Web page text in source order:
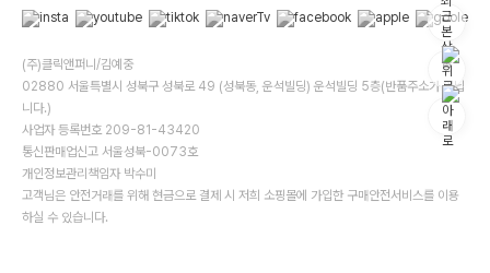
(주)클릭앤퍼니/김예중
02880 서울특별시 성북구 성북로 49 (성북동, 운석빌딩) 운석빌딩 5층(반품주소가 아닙
니다.)
사업자 등록번호 209-81-43420
통신판매업신고 서울성북-0073호
개인정보관리책임자 박수미
고객님은 안전거래를 위해 현금으로 결제 시 저희 소핑몰에 가입한 구매안전서비스를 이용
하실 수 있습니다.